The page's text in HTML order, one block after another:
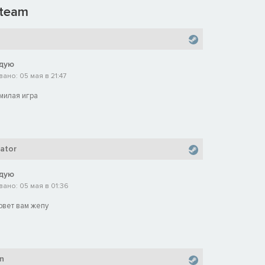
05 мая в 21:47
игра
05 мая в 01:36
вам жепу